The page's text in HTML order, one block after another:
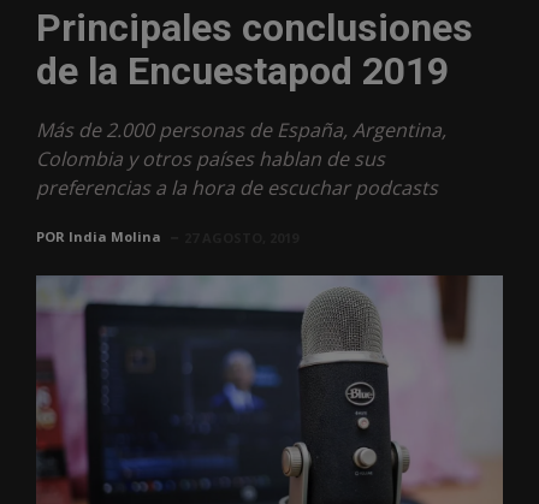
Principales conclusiones
de la Encuestapod 2019
Más de 2.000 personas de España, Argentina,
Colombia y otros países hablan de sus
preferencias a la hora de escuchar podcasts
POR India Molina